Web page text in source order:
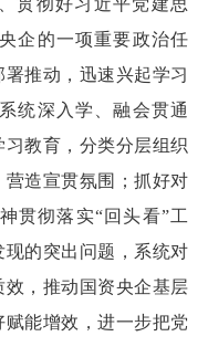
贯彻好习近平党建思
企的一项重要政治任
推动，迅速兴起学习
统深入学、融会贯通
教育，分类分层组织
造宣贯氛围；抓好对
贯彻落实“回头看”工
的突出问题，系统对
，推动国资央企基层
能增效，进一步把党